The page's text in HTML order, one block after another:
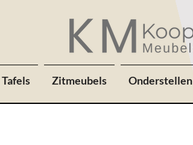
Tafels Zitmeubels Onderstellen